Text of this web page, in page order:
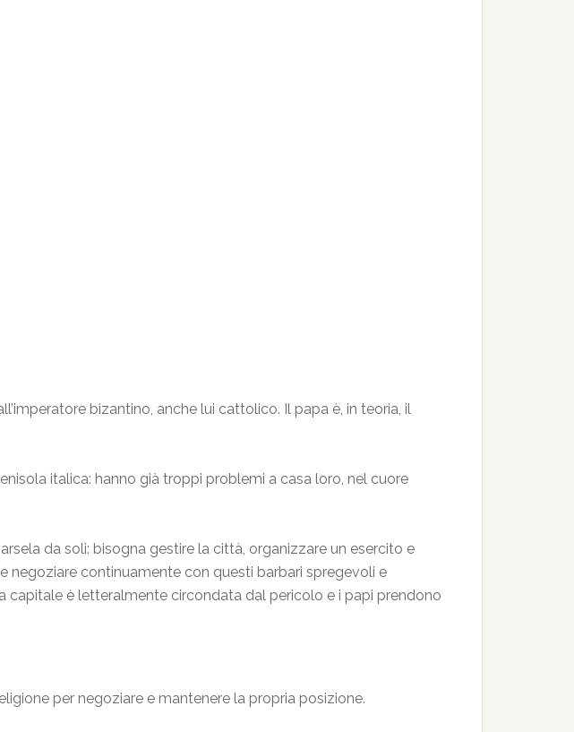
bizantino, anche lui cattolico. Il papa è, in teoria, il
italica: hanno già troppi problemi a casa loro, nel cuore
da soli: bisogna gestire la città, organizzare un esercito e
negoziare continuamente con questi barbari spregevoli e
capitale è letteralmente circondata dal pericolo e i papi prendono
per negoziare e mantenere la propria posizione.